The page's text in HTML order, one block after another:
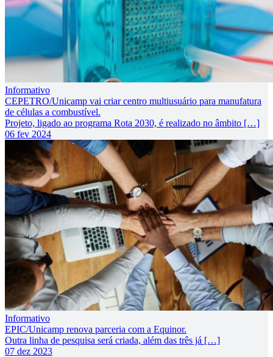
Informativo
CEPETRO/Unicamp vai criar centro multiusuário para manufatura
de células a combustível.
Projeto, ligado ao programa Rota 2030, é realizado no âmbito […]
06 fev 2024
Informativo
EPIC/Unicamp renova parceria com a Equinor.
Outra linha de pesquisa será criada, além das três já […]
07 dez 2023